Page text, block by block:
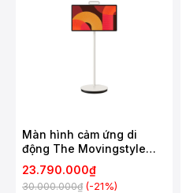
Màn hình cảm ứng di
động The Movingstyle
Samsung 27 Inch
UA27LSM7FAXXXV
23.790.000₫
30.000.000₫ (-21%)